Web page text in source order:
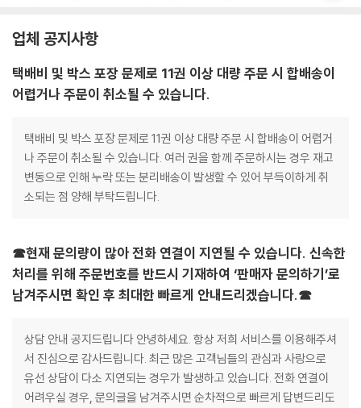
업체 공지사항
택배비 및 박스 포장 문제로 11권 이상 대량 주문 시 합배송이
어렵거나 주문이 취소될 수 있습니다.
택배비 및 박스 포장 문제로 11권 이상 대량 주문 시 합배송이 어렵거
나 주문이 취소될 수 있습니다. 여러 권을 함께 주문하시는 경우 재고
변동으로 인해 누락 또는 분리배송이 발생할 수 있어 부득이하게 취
소되는 점 양해 부탁드립니다.
☎현재 문의량이 많아 전화 연결이 지연될 수 있습니다. 신속한
처리를 위해 주문번호를 반드시 기재하여 ‘판매자 문의하기’로
남겨주시면 확인 후 최대한 빠르게 안내드리겠습니다.☎
상담 안내 공지드립니다 안녕하세요. 항상 저희 서비스를 이용해주셔
서 진심으로 감사드립니다. 최근 많은 고객님들의 관심과 사랑으로
유선 상담이 다소 지연되는 경우가 발생하고 있습니다. 전화 연결이
어려우실 경우, 문의글을 남겨주시면 순차적으로 빠르게 답변드리도